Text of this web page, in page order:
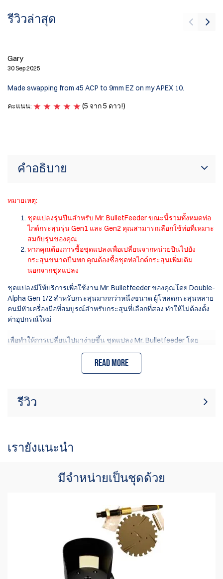
รีวิวล่าสุด
Gary
30 Sep 2025
Made swapping from 45 ACP to 9mm EZ on my APEX 10.
คะแนน:
(5 จาก 5 ดาว!)
คำอธิบาย
หมายเหตุ:
ชุดแปลงรุ่นปืนสำหรับ Mr. BulletFeeder ขณะนี้รวมทั้งหมดท่อ
ไกด์กระสุนรุ่น Gen1 และ Gen2 คุณสามารถเลือกใช้ท่อที่เหมาะ
สมกับรุ่นของคุณ
หากคุณต้องการซื้อชุดแปลงเพื่อเปลี่ยนจากหน่วยปืนไปยัง
กระสุนขนาดปืนพก คุณต้องซื้อชุดท่อไกด์กระสุนเพิ่มเติม
นอกจากชุดแปลง
ชุดแปลงมีให้บริการเพื่อใช้งาน Mr. Bulletfeeder ของคุณโดย Double-
Alpha Gen 1/2 สำหรับกระสุนมากกว่าหนึ่งขนาด ผู้โหลดกระสุนหลาย
คนมีหัวเครื่องมือที่สมบูรณ์สำหรับกระสุนที่เลือกที่สอง ทำให้ไม่ต้องตั้ง
ค่าอุปกรณ์ใหม่
เพื่อทำให้การเปลี่ยนไปมาง่ายขึ้น ชุดแปลง Mr. Bulletfeeder โดย
Double-Alpha รวมถึงชุดช่วยหยิบกระสุนที่สมบูรณ์, ทรัมเป็ตผงแบบ
พิเศษ (สำหรับกระสุนปืนพก) และแผ่นช่วยเรียงกระสุนใหม่สำหรับ
กระสุนที่คุณเลือก เพื่อให้คุณสามารถสลับตัวป้อนกระสุนจากกระสุน
ท่อไกด์สปริงยึดเข้ากับด้านบนของหัวหยิบด้วยฝาปิดสปริงที่เชื่อมและ
จำเป็นต้องใช้ชุดที่สองเมื่อเปลี่ยนกระสุนปืนพก
เป็น 308 ชุดท่อไกด์เดียวกันก็จะถูกใช้
ทรัมเป็ตผงที่ขยายมีให้เฉพาะสำหรับเครื่องรีโหลด Dillon เท่านั้น (
รวมทรัมเป็ตผงที่ขยายสำหรับกระสุนปืนไรเฟิล ) ไม่สามารถใช้ได้กับ
ยี่ห้ออื่น เพื่อใช้กับเครื่องพิมพ์ LnL คุณจะต้องซื้อทรัมเป็ตผงที่ขยายของ
พวกเขาแยกต่างหาก.
Read more
รีวิว
เขียนรีวิว
เรายังแนะนำ
มีจำหน่ายเป็นชุดด้วย